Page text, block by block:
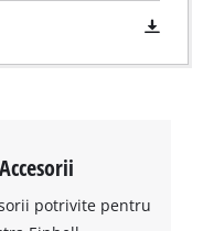
dvs. pentru a
potrivite pentru